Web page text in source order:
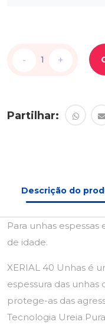
- +
- +
Partilhar:
Descrição do
Para unhas espessas
de idade.
XERIAL 40 Unhas é
espessura das unhas
protege-as das
Tecnologia Ureia